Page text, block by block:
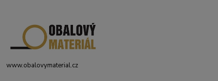
www.obalovymaterial.cz